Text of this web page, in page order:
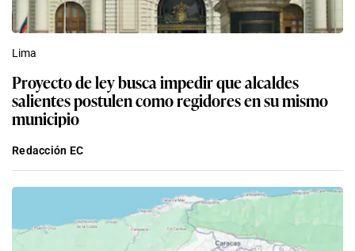
Lima
Proyecto de ley busca impedir que alcaldes
salientes postulen como regidores en su mismo
municipio
Redacción EC